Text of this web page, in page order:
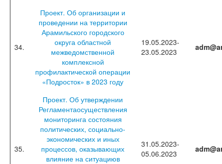
34.
Проект. Об организации и
проведении на территории
Арамильского городского
округа областной
межведомственной
комплексной
профилактической операции
«Подросток» в 2023 году
19.05.2023-
23.05.2023
35.
Проект. Об утверждении
Регламентаосуществления
мониторинга состояния
политических, социально-
экономических и иных
процессов, оказывающих
влияние на ситуациюв
31.05.2023-
05.06.2023